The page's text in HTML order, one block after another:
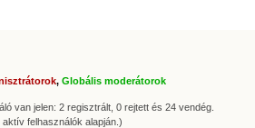
, Globális moderátorok
van jelen: 2 regisztrált, 0 rejtett és 24 vendég.
felhasználók alapján.)
62625
606
tagunk:Zolee